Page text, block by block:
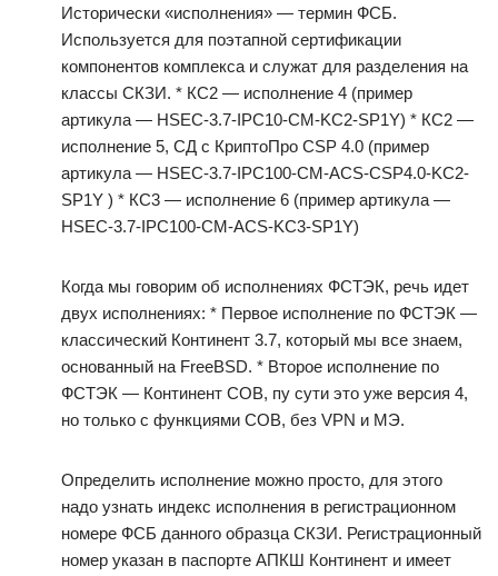
Исторически «исполнения» — термин ФСБ.
Используется для поэтапной сертификации
компонентов комплекса и служат для разделения на
классы СКЗИ. * КС2 — исполнение 4 (пример
артикула — HSEC-3.7-IPC10-CM-KC2-SP1Y) * КС2 —
исполнение 5, СД с КриптоПро CSP 4.0 (пример
артикула — HSEC-3.7-IPC100-CM-ACS-CSP4.0-KC2-
SP1Y ) * КС3 — исполнение 6 (пример артикула —
HSEC-3.7-IPC100-CM-ACS-KC3-SP1Y)
Когда мы говорим об исполнениях ФСТЭК, речь идет
двух исполнениях: * Первое исполнение по ФСТЭК —
классический Континент 3.7, который мы все знаем,
основанный на FreeBSD. * Второе исполнение по
ФСТЭК — Континент СОВ, пу сути это уже версия 4,
но только с функциями СОВ, без VPN и MЭ.
Определить исполнение можно просто, для этого
надо узнать индекс исполнения в регистрационном
номере ФСБ данного образца СКЗИ. Регистрационный
номер указан в паспорте АПКШ Континент и имеет